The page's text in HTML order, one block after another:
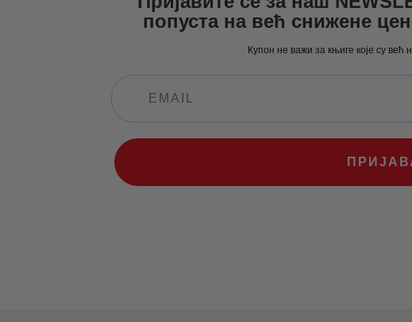
попуста на већ снижене
Купон не важи за књиге које су већ